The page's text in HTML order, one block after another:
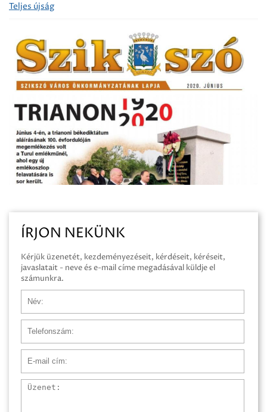
Teljes újság
ÍRJON NEKÜNK
Kérjük üzenetét, kezdeményezéseit, kérdéseit, kéréseit,
javaslatait - neve és e-mail címe megadásával küldje el
számunkra.
Név
Telefonszám
E-mail cím
Üzenet